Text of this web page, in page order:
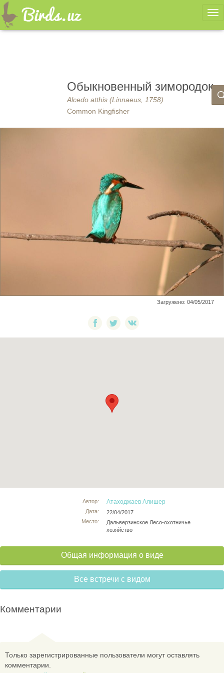
Обыкновенный зимородок
Alcedo atthis (Linnaeus, 1758)
Common Kingfisher
Загружено: 04/05/2017
Автор:
Дата:
Место:
Атаходжаев Алишер
22/04/2017
Дальверзинское Лесо-охотничье
хозяйство
Общая информация о виде
Все встречи с видом
Комментарии
Только зарегистрированные пользователи могут оставлять
комментарии.